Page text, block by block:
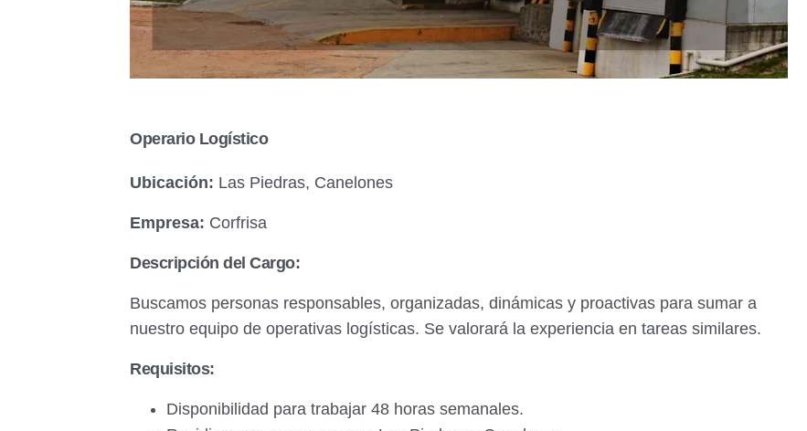
Operario Logístico
Ubicación: Las Piedras, Canelones
Empresa: Corfrisa
Descripción del Cargo:
Buscamos personas responsables, organizadas, dinámicas y proactivas para sumar a
nuestro equipo de operativas logísticas. Se valorará la experiencia en tareas similares.
Requisitos:
Disponibilidad para trabajar 48 horas semanales.